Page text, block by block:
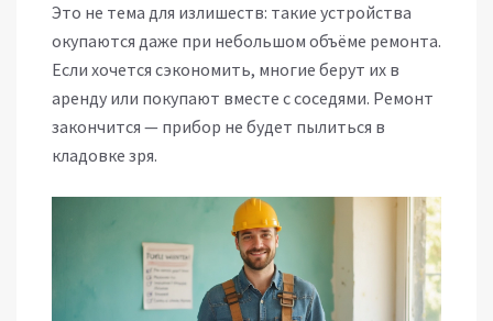
Это не тема для излишеств: такие устройства
окупаются даже при небольшом объёме ремонта.
Если хочется сэкономить, многие берут их в
аренду или покупают вместе с соседями. Ремонт
закончится — прибор не будет пылиться в
кладовке зря.